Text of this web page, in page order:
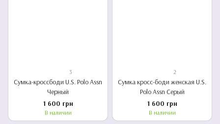
3
Сумка-кроссбоди U.S. Polo Assn
Черный
1 600 грн
В наличии
2
Сумка кросс-боди женская U.S.
Polo Assn Серый
1 600 грн
В наличии